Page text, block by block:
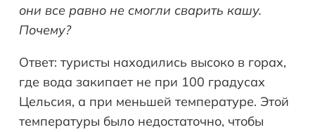
они все равно не смогли сварить кашу.
Почему?
Ответ: туристы находились высоко в горах,
где вода закипает не при 100 градусах
Цельсия, а при меньшей температуре. Этой
температуры было недостаточно, чтобы